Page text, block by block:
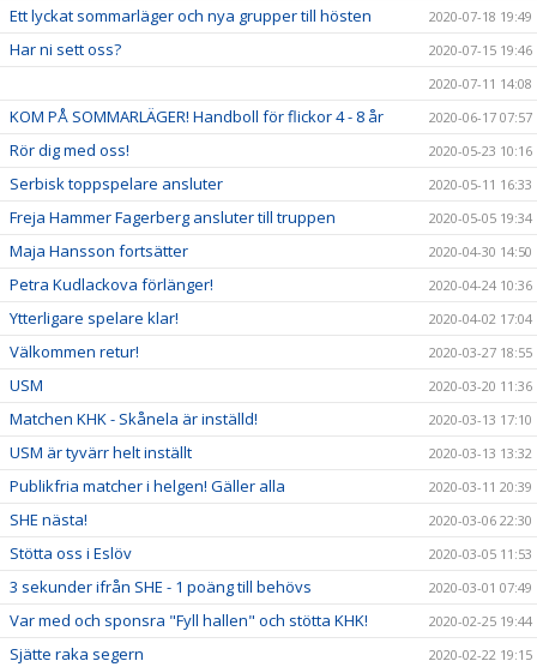
Ett lyckat sommarläger och nya grupper till hösten 2020-07-18 19:49
Har ni sett oss?
2020-07-15 19:46
2020-07-11 14:08
KOM PÅ SOMMARLÄGER! Handboll för flickor 4 - 8 år 2020-06-17 07:57
Rör dig med oss! 2020-05-23 10:16
Serbisk toppspelare ansluter 2020-05-11 16:33
Freja Hammer Fagerberg ansluter till truppen 2020-05-05 19:34
Maja Hansson fortsätter 2020-04-30 14:50
Petra Kudlackova förlänger! 2020-04-24 10:36
Ytterligare spelare klar! 2020-04-02 17:04
Välkommen retur! 2020-03-27 18:55
USM 2020-03-20 11:36
Matchen KHK - Skånela är inställd! 2020-03-13 17:10
USM är tyvärr helt inställt 2020-03-13 13:32
Publikfria matcher i helgen! Gäller alla 2020-03-11 20:39
SHE nästa! 2020-03-06 22:30
Stötta oss i Eslöv 2020-03-05 11:53
3 sekunder ifrån SHE - 1 poäng till behövs 2020-03-01 07:49
Var med och sponsra "Fyll hallen" och stötta KHK! 2020-02-25 19:44
Sjätte raka segern 2020-02-22 19:15